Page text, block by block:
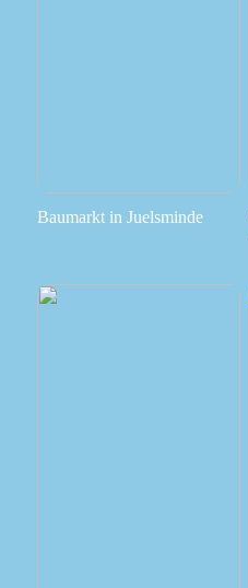
Baumarkt in Juelsminde